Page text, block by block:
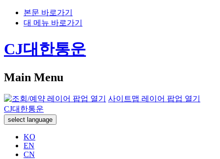
본문 바로가기
대 메뉴 바로가기
CJ대한통운
Main Menu
사이트맵 레이어 팝업 열기
CJ대한통운
select language
KO
EN
CN